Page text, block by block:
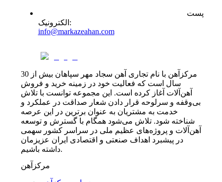
پست
الکترونیک :
info@markazeahan.com
مرکزآهن با نام تجاری آهن سجاد مهر سپاهان بیش از 30
سال است که فعالیت خود در زمینه خرید و فروش
آهن‌آلات آغاز کرده است. این مجموعه توانست با تلاش
بی‌وقفه و سرلوحه قرار دادن شعار صداقت در عملکرد و
خدمت به مشتریان به عنوان برترین در این عرصه
شناخته شود. تلاش می‌شود همگام با گسترش و توسعه
آهن‌آلات و پروژه‌های عظیم ملی در سراسر کشور سهمی
در پیشبرد اهداف صنعتی و اقتصادی ایران عزیزمان
داشته باشیم.
مرکزآهن